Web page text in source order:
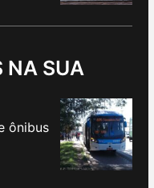
NA SUA
ônibus